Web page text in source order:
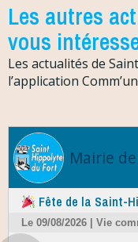
Les autres
vous
Les actualités de
l’application
Mairie
Fête de la Saint-
Le 09/08/2026 | Vie